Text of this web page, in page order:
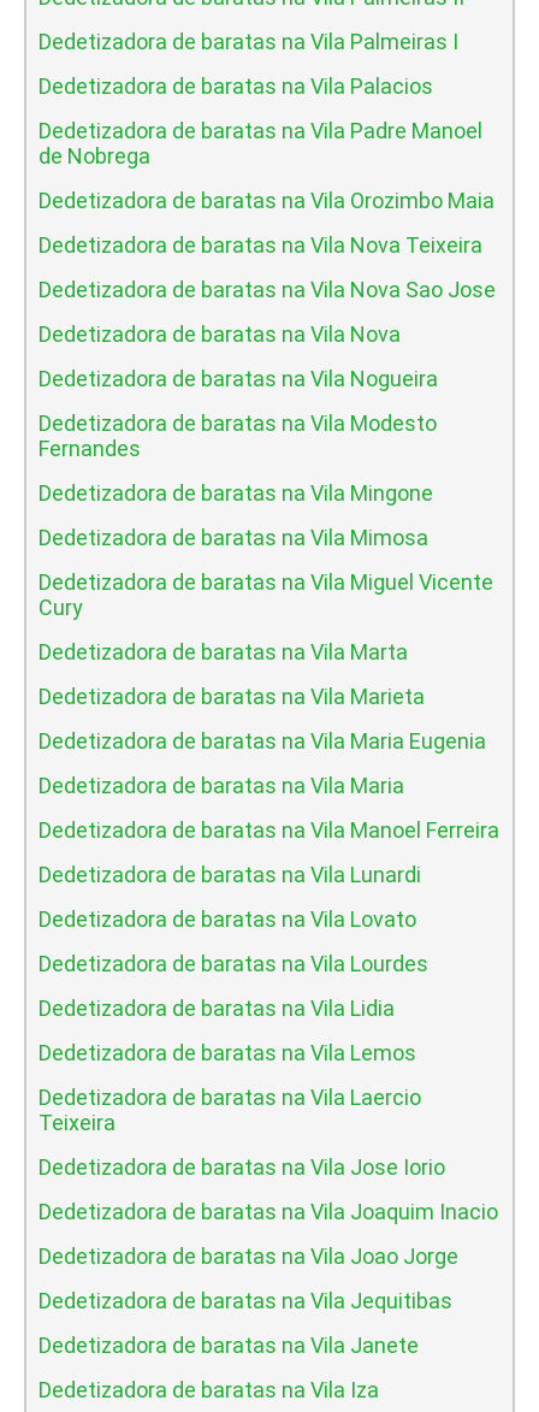
Dedetizadora de baratas na Vila Palmeiras I
Dedetizadora de baratas na Vila Palacios
Dedetizadora de baratas na Vila Padre Manoel
de Nobrega
Dedetizadora de baratas na Vila Orozimbo Maia
Dedetizadora de baratas na Vila Nova Teixeira
Dedetizadora de baratas na Vila Nova Sao Jose
Dedetizadora de baratas na Vila Nova
Dedetizadora de baratas na Vila Nogueira
Dedetizadora de baratas na Vila Modesto
Fernandes
Dedetizadora de baratas na Vila Mingone
Dedetizadora de baratas na Vila Mimosa
Dedetizadora de baratas na Vila Miguel Vicente
Cury
Dedetizadora de baratas na Vila Marta
Dedetizadora de baratas na Vila Marieta
Dedetizadora de baratas na Vila Maria Eugenia
Dedetizadora de baratas na Vila Maria
Dedetizadora de baratas na Vila Manoel Ferreira
Dedetizadora de baratas na Vila Lunardi
Dedetizadora de baratas na Vila Lovato
Dedetizadora de baratas na Vila Lourdes
Dedetizadora de baratas na Vila Lidia
Dedetizadora de baratas na Vila Lemos
Dedetizadora de baratas na Vila Laercio
Teixeira
Dedetizadora de baratas na Vila Jose Iorio
Dedetizadora de baratas na Vila Joaquim Inacio
Dedetizadora de baratas na Vila Joao Jorge
Dedetizadora de baratas na Vila Jequitibas
Dedetizadora de baratas na Vila Janete
Dedetizadora de baratas na Vila Iza